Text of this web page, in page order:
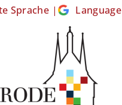
Sprache | Language